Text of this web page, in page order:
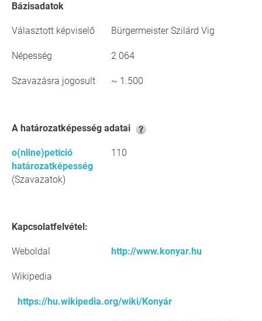
Bázisadatok
Választott képviselő Bürgermeister Szilárd Vig
Népesség 2 064
Szavazásra jogosult ~ 1.500
A határozatképesség adatai
o(nline)petíció
határozatképesség
(Szavazatok)
110
Kapcsolatfelvétel:
Weboldal http://www.konyar.hu
Wikipedia
https://hu.wikipedia.org/wiki/Konyár